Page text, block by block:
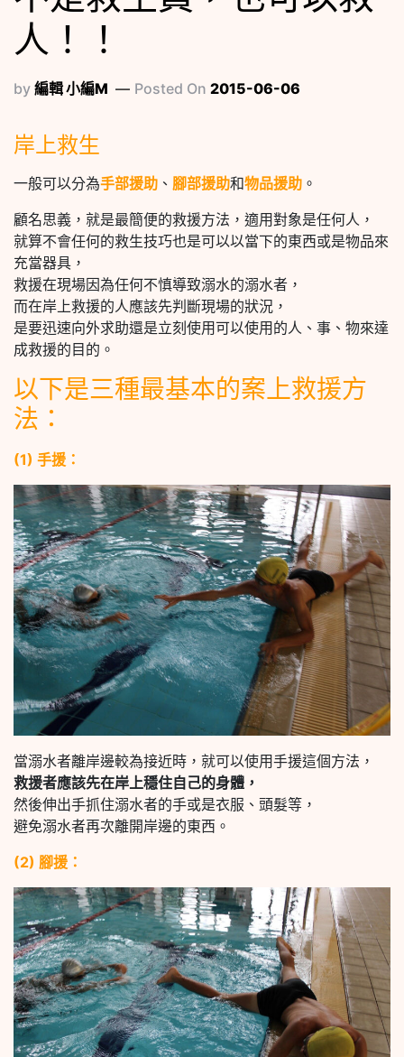
人！！
by 編輯 小編M Posted On 2015-06-06
岸上救生
一般可以分為手部援助 、 腳部援助和物品援助 。
顧名思義，就是最簡便的救援方法，適用對象是任何人，
就算不會任何的救生技巧也是可以以當下的東西或是物品來
充當器具，
救援在現場因為任何不慎導致溺水的溺水者，
而在岸上救援的人應該先判斷現場的狀況，
是要迅速向外求助還是立刻使用可以使用的人、事、物來達
成救援的目的。
以下是三種最基本的案上救援方
法：
(1) 手援：
當溺水者離岸邊較為接近時，就可以使用手援這個方法，
救援者應該先在岸上穩住自己的身體，
然後伸出手抓住溺水者的手或是衣服、頭髮等，
避免溺水者再次離開岸邊的東西。
(2) 腳援：